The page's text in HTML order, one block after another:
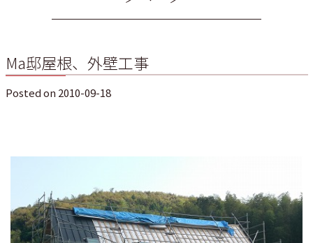
Ma邸屋根、外壁工事
Posted on 2010-09-18